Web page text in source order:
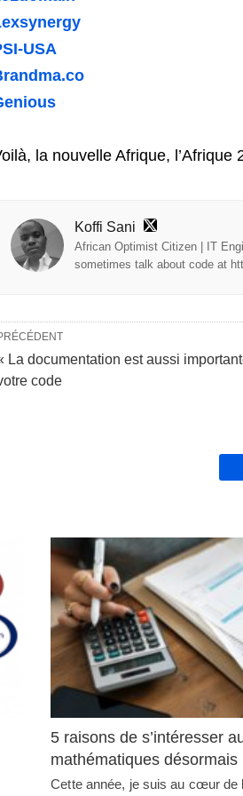
USA
la nouvelle Afrique, l’Afrique
Koffi Sani
African Optimist Citizen | IT
sometimes talk about code at
La documentation est aussi
code
5 raisons de s’intéresser
mathématiques désormais
Cette année, je suis au cœur de